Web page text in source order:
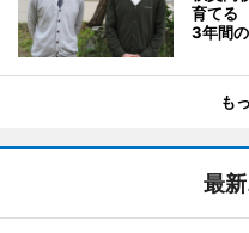
育てる
3年間
も
最